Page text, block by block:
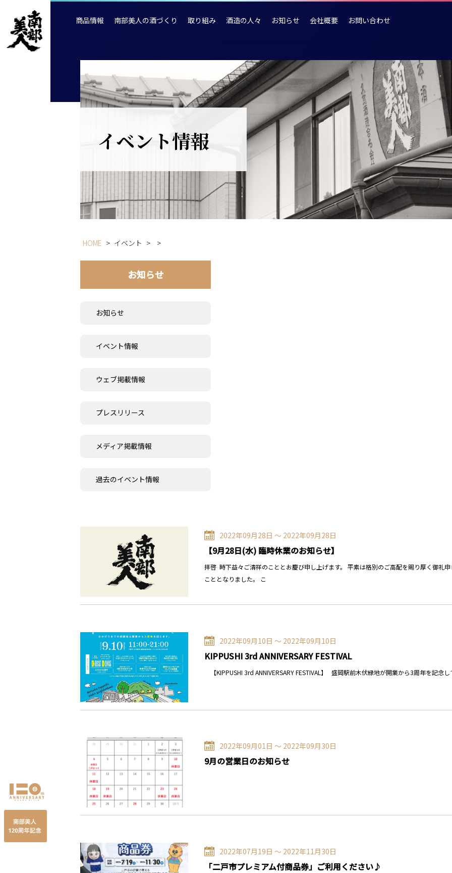
商品情報 南部美人の酒づくり 取り組み 酒造の人々 お知らせ 会社概要 お問い合わせ
イベント情報
HOME > イベント > >
お知らせ
お知らせ
イベント情報
ウェブ掲載情報
プレスリリース
メディア掲載情報
過去のイベント情報
2022年09月28日 〜 2022年09月28日
【9月28日(水) 臨時休業のお知らせ】
拝啓 時下益々ご清祥のこととお慶び申し上げます。 平素は格別のご高配を賜り厚く御礼
こととなりました。 こ
2022年09月10日 〜 2022年09月10日
KIPPUSHI 3rd ANNIVERSARY FESTIVAL
【KIPPUSHI 3rd ANNIVERSARY FESTIVAL】 盛岡駅前木伏緑地が開業から3周年を記念
2022年09月01日 〜 2022年09月30日
9月の営業日のお知らせ
2022年07月19日 〜 2022年11月30日
「二戸市プレミアム付商品券」ご利用ください♪